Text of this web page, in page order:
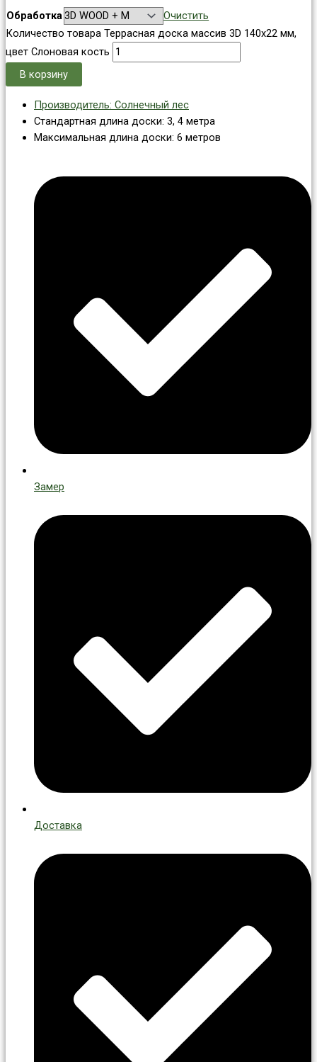
Обработка
Очистить
Количество товара Террасная доска массив 3D 140x22 мм,
цвет Слоновая кость
В корзину
Производитель: Солнечный лес
Стандартная длина доски: 3, 4 метра
Максимальная длина доски: 6 метров
Замер
Доставка